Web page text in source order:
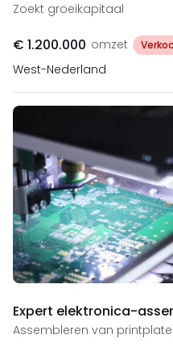
Zoekt groeikapitaal
€ 1.200.000 omzet
West-Nederland
Expert elektronica-
Assembleren van